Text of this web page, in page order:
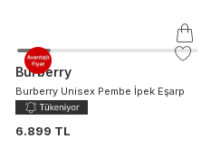
Burberry
Burberry Unisex Pembe İpek Eşarp
6.899 TL